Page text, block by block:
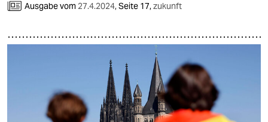
Ausgabe vom 27.4.2024,Seite 17,zukunft